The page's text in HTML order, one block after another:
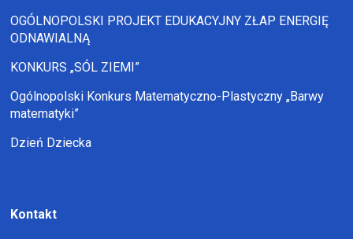
OGÓLNOPOLSKI PROJEKT EDUKACYJNY ZŁAP ENERGIĘ
ODNAWIALNĄ
KONKURS „SÓL ZIEMI”
Ogólnopolski Konkurs Matematyczno-Plastyczny „Barwy
matematyki”
Dzień Dziecka
Kontakt